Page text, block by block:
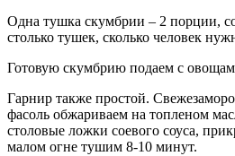
Одна тушка скумбрии – 2 порции,
столько тушек, сколько человек
Готовую скумбрию подаем с
Гарнир также простой.
фасоль обжариваем на топленом
столовые ложки соевого соуса,
малом огне тушим 8-10 минут.